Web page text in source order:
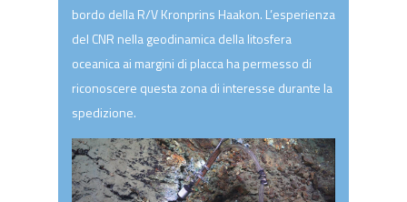
bordo della R/V Kronprins Haakon. L’esperienza
del CNR nella geodinamica della litosfera
oceanica ai margini di placca ha permesso di
riconoscere questa zona di interesse durante la
spedizione.